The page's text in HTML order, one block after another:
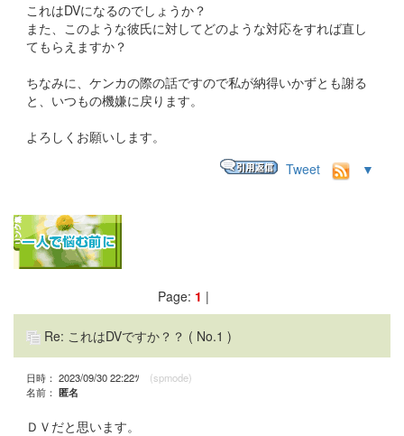
これはDVになるのでしょうか？
また、このような彼氏に対してどのような対応をすれば直し
てもらえますか？
ちなみに、ケンカの際の話ですので私が納得いかずとも謝る
と、いつもの機嫌に戻ります。
よろしくお願いします。
Tweet
▼
Page: 1 |
Re: これはDVですか？？ ( No.1 )
日時： 2023/09/30 22:22ﾂ (spmode)
名前： 匿名
ＤＶだと思います。